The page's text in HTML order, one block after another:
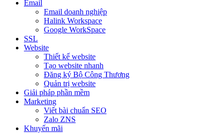
Email
Email doanh nghiệp
Halink Workspace
Google WorkSpace
SSL
Website
Thiết kế website
Tạo website nhanh
Đăng ký Bộ Công Thương
Quản trị website
Giải pháp phần mềm
Marketing
Viết bài chuẩn SEO
Zalo ZNS
Khuyến mãi